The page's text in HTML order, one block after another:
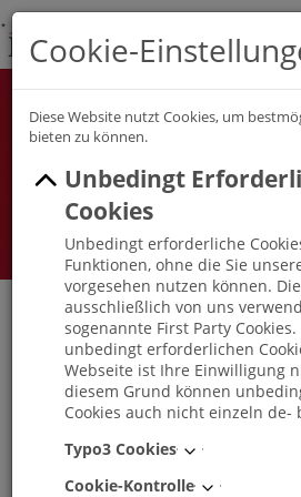
Jobchannel
Pflegefachhelfer /
K&S Seniorenresidenz
Online bewerben auf:
, Mecklenburg-Vorpommern
Cookie-
Diese Website nutzt Cookies, um
bieten zu können.
Unbedingt
Cookies
Unbedingt erforderliche
Funktionen, ohne die Sie
vorgesehen nutzen können.
ausschließlich von uns
sogenannte First Party
unbedingt erforderlichen
Webseite ist Ihre Einwilligung
diesem Grund können
Cookies auch nicht einzeln
Typo3 Cookies
Cookie-Kontrolle